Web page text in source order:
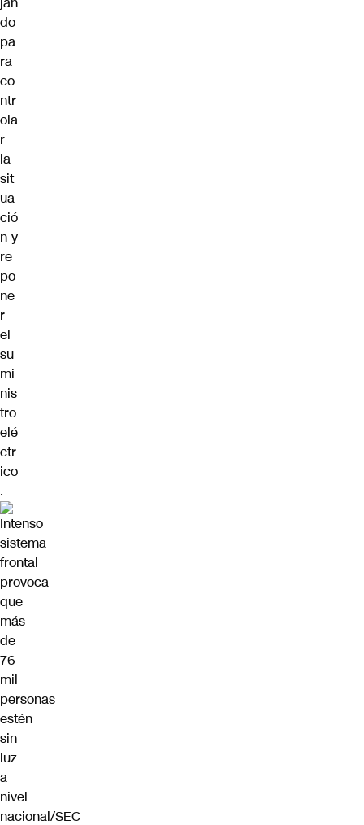
do
pa
ra
co
ntr
ola
r
la
sit
ua
ció
n y
re
po
ne
r
el
su
mi
nis
tro
elé
ctr
ico
.